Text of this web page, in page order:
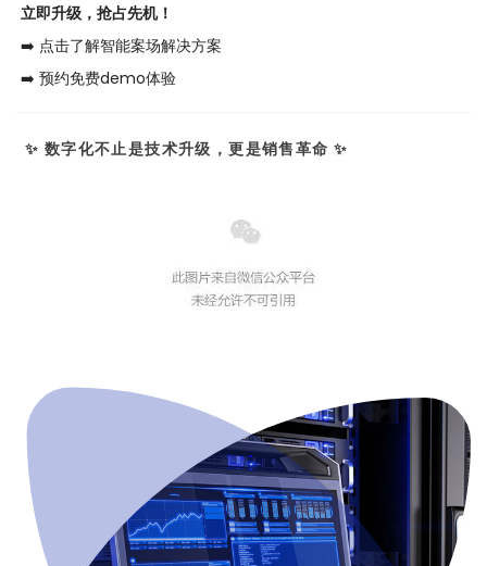
立即升级，抢占先机！
➡️ 点击了解智能案场解决方案
➡️ 预约免费demo体验
✨ 数字化不止是技术升级，更是销售革命 ✨